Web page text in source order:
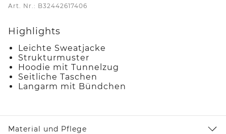
Art. Nr.: B32442617406
Highlights
Leichte Sweatjacke
Strukturmuster
Hoodie mit Tunnelzug
Seitliche Taschen
Langarm mit Bündchen
Material und Pflege